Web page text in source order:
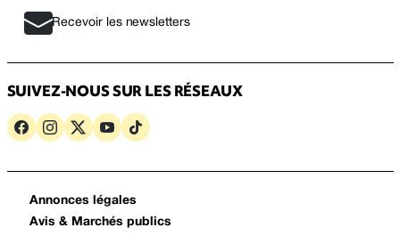
Recevoir les newsletters
SUIVEZ-NOUS SUR LES RÉSEAUX
Annonces légales
Avis & Marchés publics